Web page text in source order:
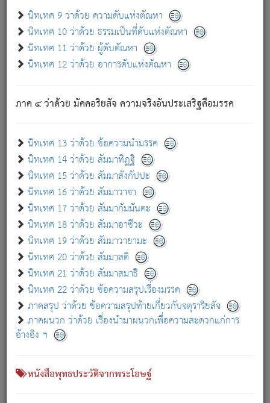
นิทเทศ 9 ว่าด้วย ความดับแห่งตัณหา
นิทเทศ 10 ว่าด้วย ธรรมเป็นที่ดับแห่งตัณหา
นิทเทศ 11 ว่าด้วย ผู้ดับตัณหา
นิทเทศ 12 ว่าด้วย อาการดับแห่งตัณหา
ภาค ๔ ว่าด้วย มัคคอริยสัจ ความจริงอันประเสริฐคือมรรค
นิทเทศ 13 ว่าด้วย ข้อความนำมรรค
นิทเทศ 14 ว่าด้วย สัมมาทิฏฐิ
นิทเทศ 15 ว่าด้วย สัมมาสังกัปปะ
นิทเทศ 16 ว่าด้วย สัมมาวาจา
นิทเทศ 17 ว่าด้วย สัมมากัมมันตะ
นิทเทศ 18 ว่าด้วย สัมมาอาชีวะ
นิทเทศ 19 ว่าด้วย สัมมาวายามะ
นิทเทศ 20 ว่าด้วย สัมมาสติ
นิทเทศ 21 ว่าด้วย สัมมาสมาธิ
นิทเทศ 22 ว่าด้วย ข้อความสรุปเรื่องมรรค
ภาคสรุป ว่าด้วย ข้อความสรุปท้ายเกี่ยวกับจตุราริยสัจ
ภาคผนวก ว่าด้วย เรื่องนำมาผนวกเพื่อความสะดวกแก่การ
อ้างอิง ฯ
หนังสือพุทธประวัติจากพระโอษฐ์
- อุ.ขุ. ๒๕/๑๒๑/๘๔.
(ข้อความนี้ เป็นพระพุทธอุทานที่ทรงเปล่งออก ที่โคนต้นโพธิ์
เป็นที่ตรัสรู้ เมื่อตรัสรู้แล้วได้ 7 วัน)
เกี่ยวกับธรรมโฆษณ์ออนไลน์ (Disclaimer)
แม้ระบบ "ธรรมโฆษณ์ออนไลน์" พยายามปรับปรุงข้อมูลให้ถูกต้องมากที่สุด
ผู้ศึกษาก็พึงตรวจสอบกับตัวเล่มหนังสือต้นฉบับ ที่มีการพิมพ์ครั้งล่าสุด
ก่อนนำข้อมูลไปใช้ในการอ้างอิง"
เกี่ยวกับอัตถจารี|เกี่ยวกับการพัฒนา|แจ้งข้อผิดพลาด / แนะนำ
หนังสือที่เกี่ยวข้อง